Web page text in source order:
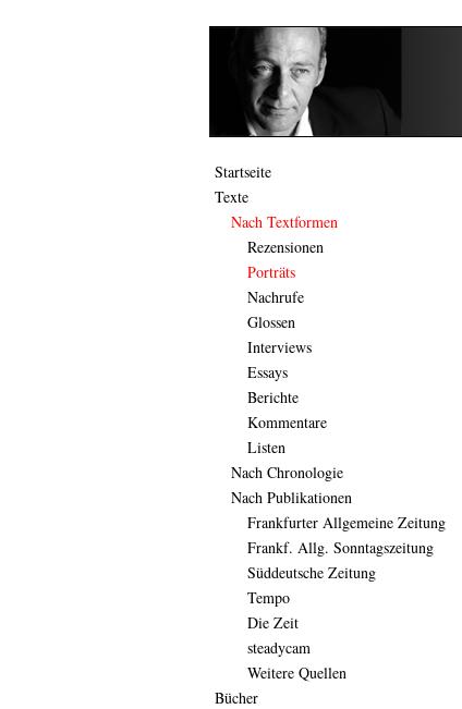
Startseite
Texte
Nach Textformen
Rezensionen
Porträts
Nachrufe
Glossen
Interviews
Essays
Berichte
Kommentare
Listen
Nach Chronologie
Nach Publikationen
Frankfurter Allgemeine Zeitung
Frankf. Allg. Sonntagszeitung
Süddeutsche Zeitung
Tempo
Die Zeit
steadycam
Weitere Quellen
Bücher